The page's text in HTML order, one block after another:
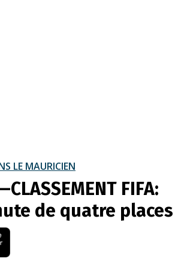
LE MAURICIEN
FIFA:
de quatre places